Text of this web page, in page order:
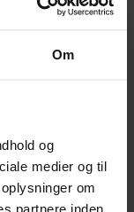
Om
og
medier og til
om
partnere inden